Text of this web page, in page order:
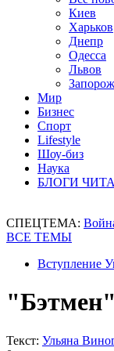
Киев
Харьков
Днепр
Одесса
Львов
Мир
Бизнес
Спорт
Lifestyle
Шоу-биз
Наука
БЛОГИ
СПЕЦТЕМА:
ВСЕ ТЕМЫ
Вступление
Текст: Ульяна